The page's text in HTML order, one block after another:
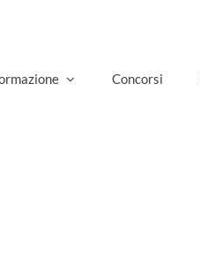
Concorsi